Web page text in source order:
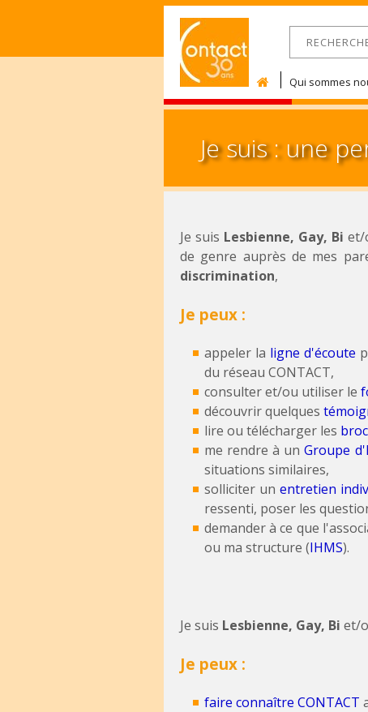
Formulaire
Qui sommes
Je suis : une
Je suis Lesbienne, Gay, Bi et/
de genre auprès de mes
discrimination,
Je peux :
appeler la ligne d'écoute
du réseau CONTACT,
consulter et/ou utiliser le
découvrir quelques
lire ou télécharger les
me rendre à unGroupe
situations similaires,
solliciter unentretien
ressenti, poser les
demander à ce que
ou ma structure (IHMS).
Je suis Lesbienne, Gay, Bi et/
Je peux :
faire connaître CONTACT